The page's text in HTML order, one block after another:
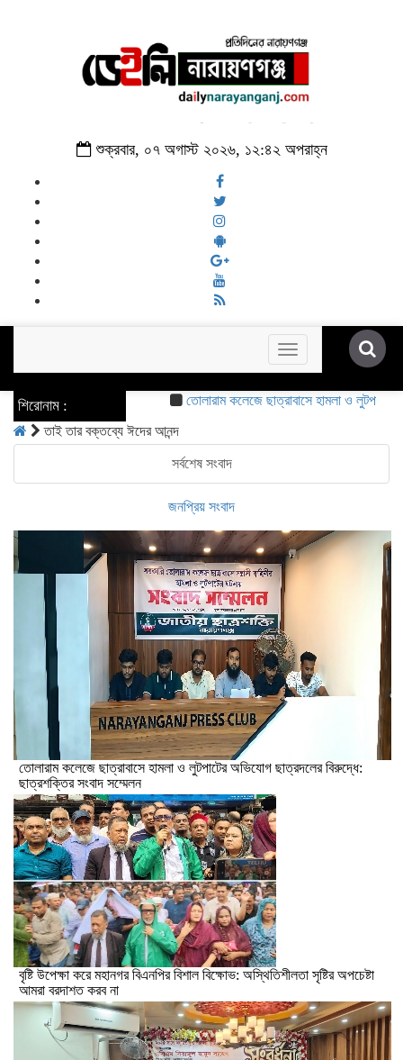
শুক্রবার, ০৭ অগাস্ট ২০২৬, ১২:৪২ অপরাহ্ন
Toggle
navigation
শিরোনাম :
তোলারাম কলেজে ছাত্রাবাসে হামলা ও লুটপাটের অভিযোগ
তাই তার বক্তব্যে ঈদের আনন্দ
সর্বশেষ সংবাদ
জনপ্রিয় সংবাদ
তোলারাম কলেজে ছাত্রাবাসে হামলা ও লুটপাটের অভিযোগ ছাত্রদলের বিরুদ্ধে:
ছাত্রশক্তির সংবাদ সম্মেলন
বৃষ্টি উপেক্ষা করে মহানগর বিএনপির বিশাল বিক্ষোভ: অস্থিতিশীলতা সৃষ্টির অপচেষ্টা
আমরা বরদাশত করব না